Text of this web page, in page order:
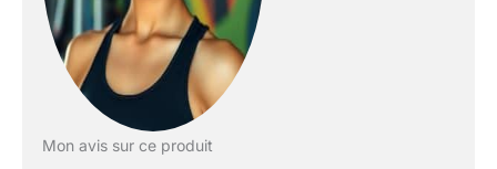
personnels ² Grâce au
système d'attache en un
clic, changez de bracelet
d'une simple pression.
Mon avis sur ce produit